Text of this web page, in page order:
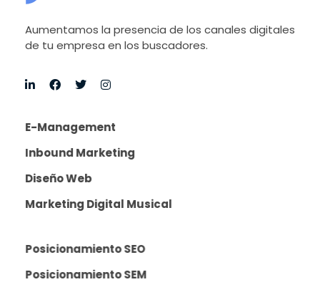
Aumentamos la presencia de los canales digitales
de tu empresa en los buscadores.
E-Management
Inbound Marketing
Diseño Web
Marketing Digital Musical
Posicionamiento SEO
Posicionamiento SEM